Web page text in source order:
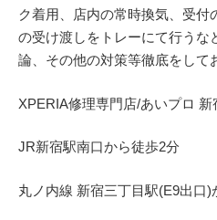
ク着用、店内の常時換気、受付
の受け渡しをトレーにて行うな
論、その他の対策等徹底をして
XPERIA修理専門店/あいプロ 新
JR新宿駅南口から徒歩2分
丸ノ内線 新宿三丁目駅(E9出口)